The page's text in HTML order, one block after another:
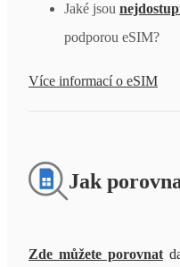
Jaké jsou
podporou eSIM?
Více informací o eSIM
Jak
Zde můžete porovnat